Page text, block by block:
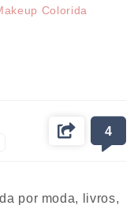
Colorida
4
por moda, livros,